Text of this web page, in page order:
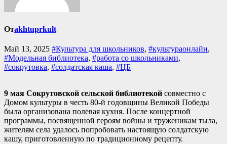
Отakhtuprkult
Май 13, 2025 #Культура для школьников, #культураонлайн,
#Модельная библиотека, #работа со школьниками,
#сокрутовка, #солдатская каша, #ЦБ
9 мая Сокрутовской сельской библиотекой совместно с
Домом культуры в честь 80-й годовщины Великой Победы
была организована полевая кухня. После концертной
программы, посвященной героям войны и труженикам тыла,
жителям села удалось попробовать настоящую солдатскую
кашу, приготовленную по традиционному рецепту.